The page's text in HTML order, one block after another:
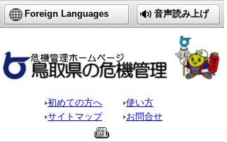
Foreign Languages 音声読み上げ
初めての方へ
使い方
サイトマップ
お問合せ